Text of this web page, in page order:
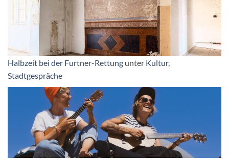
Halbzeit bei der Furtner-Rettung unter Kultur,
Stadtgespräche